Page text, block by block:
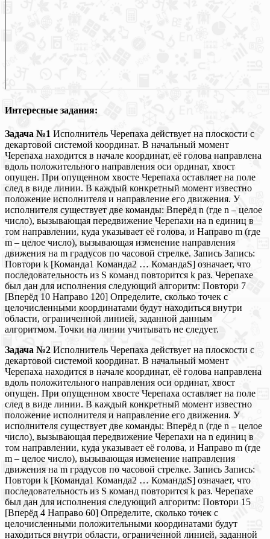
Интересные задания:
Задача №1 Исполнитель Черепаха действует на плоскости с
декартовой системой координат. В начальный момент
Черепаха находится в начале координат, её голова направлена
вдоль положительного направления оси ординат, хвост
опущен. При опущенном хвосте Черепаха оставляет на поле
след в виде линии. В каждый конкретный момент известно
положение исполнителя и направление его движения. У
исполнителя существует две команды: Вперёд n (где n – целое
число), вызывающая передвижение Черепахи на n единиц в
том направлении, куда указывает её голова, и Направо m (где
m – целое число), вызывающая изменение направления
движения на m градусов по часовой стрелке. Запись Запись:
Повтори k [Команда1 Команда2 … КомандаS] означает, что
последовательность из S команд повторится k раз. Черепахе
был дан для исполнения следующий алгоритм: Повтори 7
[Вперёд 10 Направо 120] Определите, сколько точек с
целочисленными координатами будут находиться внутри
области, ограниченной линией, заданной данным
алгоритмом. Точки на линии учитывать не следует.
Задача №2 Исполнитель Черепаха действует на плоскости с
декартовой системой координат. В начальный момент
Черепаха находится в начале координат, её голова направлена
вдоль положительного направления оси ординат, хвост
опущен. При опущенном хвосте Черепаха оставляет на поле
след в виде линии. В каждый конкретный момент известно
положение исполнителя и направление его движения. У
исполнителя существует две команды: Вперёд n (где n – целое
число), вызывающая передвижение Черепахи на n единиц в
том направлении, куда указывает её голова, и Направо m (где
m – целое число), вызывающая изменение направления
движения на m градусов по часовой стрелке. Запись Запись:
Повтори k [Команда1 Команда2 … КомандаS] означает, что
последовательность из S команд повторится k раз. Черепахе
был дан для исполнения следующий алгоритм: Повтори 15
[Вперёд 4 Направо 60] Определите, сколько точек с
целочисленными положительными координатами будут
находиться внутри области, ограниченной линией, заданной